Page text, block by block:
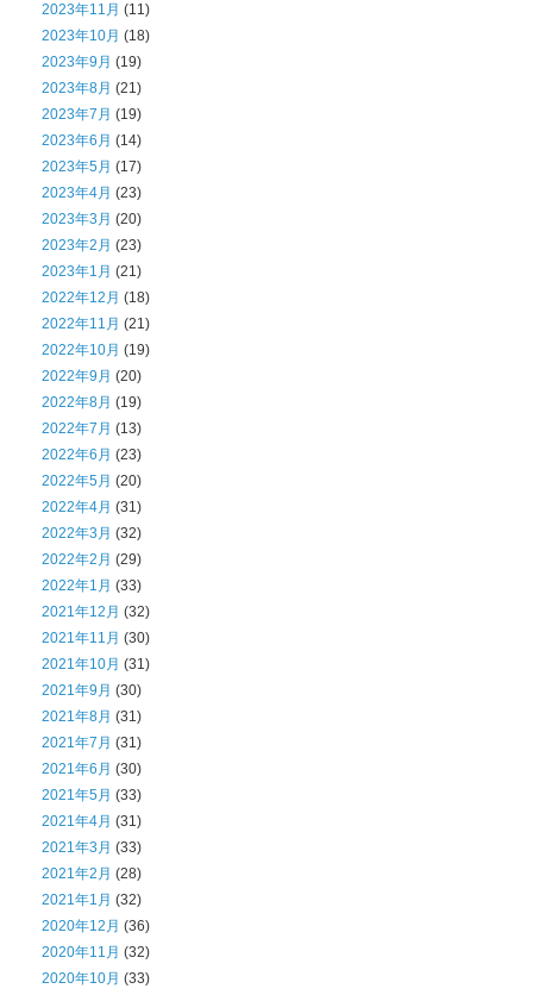
2023年11月 (11)
2023年10月 (18)
2023年9月 (19)
2023年8月 (21)
2023年7月 (19)
2023年6月 (14)
2023年5月 (17)
2023年4月 (23)
2023年3月 (20)
2023年2月 (23)
2023年1月 (21)
2022年12月 (18)
2022年11月 (21)
2022年10月 (19)
2022年9月 (20)
2022年8月 (19)
2022年7月 (13)
2022年6月 (23)
2022年5月 (20)
2022年4月 (31)
2022年3月 (32)
2022年2月 (29)
2022年1月 (33)
2021年12月 (32)
2021年11月 (30)
2021年10月 (31)
2021年9月 (30)
2021年8月 (31)
2021年7月 (31)
2021年6月 (30)
2021年5月 (33)
2021年4月 (31)
2021年3月 (33)
2021年2月 (28)
2021年1月 (32)
2020年12月 (36)
2020年11月 (32)
2020年10月 (33)